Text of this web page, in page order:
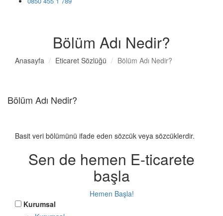
Bölüm Adı Nedir?
Anasayfa Eticaret Sözlüğü Bölüm Adı Nedir?
Bölüm Adı Nedir?
Basit veri bölümünü ifade eden sözcük veya sözcüklerdir.
Sen de hemen E-ticarete
başla
Hemen Başla!
Kurumsal